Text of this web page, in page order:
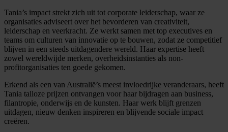
Tania’s impact strekt zich uit tot corporate leiderschap, waar ze
organisaties adviseert over het bevorderen van creativiteit,
leiderschap en veerkracht. Ze werkt samen met top executives en
teams om culturen van innovatie op te bouwen, zodat ze competitief
blijven in een steeds uitdagendere wereld. Haar expertise heeft
zowel wereldwijde merken, overheidsinstanties als non-
profitorganisaties ten goede gekomen.
Erkend als een van Australië’s meest invloedrijke veranderaars, heeft
Tania talloze prijzen ontvangen voor haar bijdragen aan business,
filantropie, onderwijs en de kunsten. Haar werk blijft grenzen
uitdagen, nieuw denken inspireren en blijvende sociale impact
creëren.